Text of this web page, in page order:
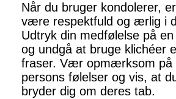
Når du bruger kondolerer,
være respektfuld og ærlig i
Udtryk din medfølelse på
og undgå at bruge klichéer
fraser. Vær opmærksom på
persons følelser og vis, at
bryder dig om deres tab.